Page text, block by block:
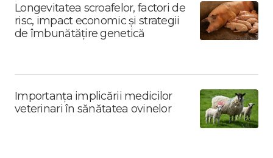
Longevitatea scroafelor, factori de
risc, impact economic și strategii
de îmbunătățire genetică
Importanța implicării medicilor
veterinari în sănătatea ovinelor